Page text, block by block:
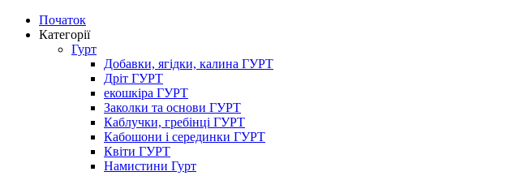
Початок
Категорії
Гурт
Добавки, ягідки, калина ГУРТ
Дріт ГУРТ
екошкіра ГУРТ
Заколки та основи ГУРТ
Каблучки, гребінці ГУРТ
Кабошони і серединки ГУРТ
Квіти ГУРТ
Намистини Гурт